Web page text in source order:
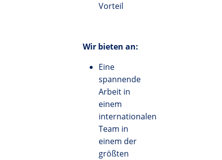
Vorteil
Wir bieten an:
Eine
spannende
Arbeit in
einem
internationalen
Team in
einem der
größten